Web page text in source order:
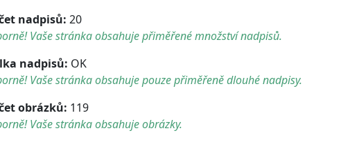
nadpisů: 20
Vaše stránka obsahuje přiměřené množství nadpisů.
nadpisů: OK
Vaše stránka obsahuje pouze přiměřeně dlouhé nadpisy.
obrázků: 119
Vaše stránka obsahuje obrázky.